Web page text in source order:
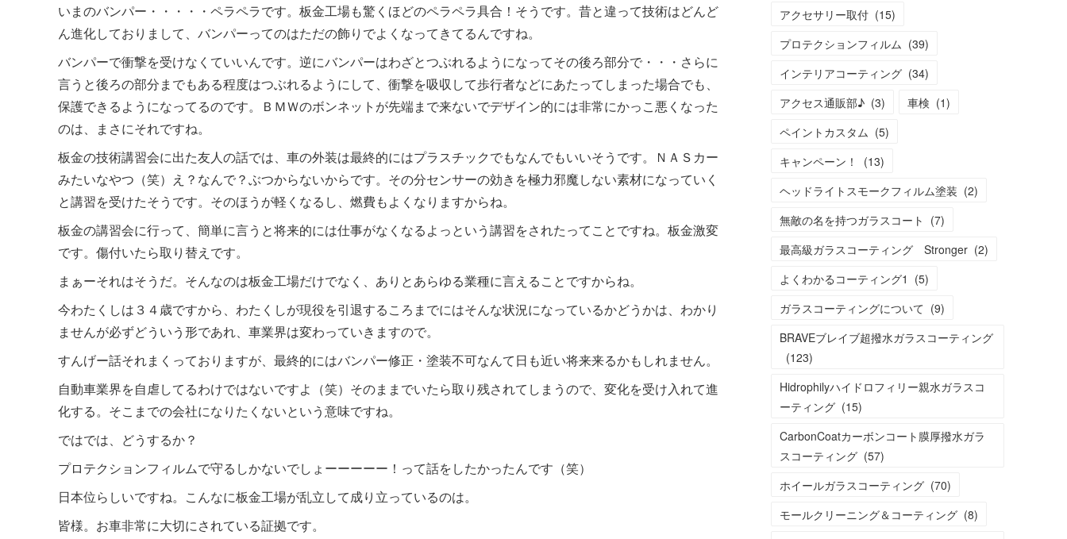
いまのバンパー・・・・・ペラペラです。板金工場も驚くほどのペラペラ具合！そうです。昔と違って技術はどんど
ん進化しておりまして、バンパーってのはただの飾りでよくなってきてるんですね。
バンパーで衝撃を受けなくていいんです。逆にバンパーはわざとつぶれるようになってその後ろ部分で・・・さらに
言うと後ろの部分までもある程度はつぶれるようにして、衝撃を吸収して歩行者などにあたってしまった場合でも、
保護できるようになってるのです。ＢＭＷのボンネットが先端まで来ないでデザイン的には非常にかっこ悪くなった
のは、まさにそれですね。
板金の技術講習会に出た友人の話では、車の外装は最終的にはプラスチックでもなんでもいいそうです。ＮＡＳカー
みたいなやつ（笑）え？なんで？ぶつからないからです。その分センサーの効きを極力邪魔しない素材になっていく
と講習を受けたそうです。そのほうが軽くなるし、燃費もよくなりますからね。
板金の講習会に行って、簡単に言うと将来的には仕事がなくなるよっという講習をされたってことですね。板金激変
です。傷付いたら取り替えです。
まぁーそれはそうだ。そんなのは板金工場だけでなく、ありとあらゆる業種に言えることですからね。
今わたくしは３４歳ですから、わたくしが現役を引退するころまでにはそんな状況になっているかどうかは、わかり
ませんが必ずどういう形であれ、車業界は変わっていきますので。
すんげー話それまくっておりますが、最終的にはバンパー修正・塗装不可なんて日も近い将来来るかもしれません。
自動車業界を自虐してるわけではないですよ（笑）そのままでいたら取り残されてしまうので、変化を受け入れて進
化する。そこまでの会社になりたくないという意味ですね。
ではでは、どうするか？
プロテクションフィルムで守るしかないでしょーーーーー！って話をしたかったんです（笑）
日本位らしいですね。こんなに板金工場が乱立して成り立っているのは。
皆様。お車非常に大切にされている証拠です。
アクセサリー取付 (15)
プロテクションフィルム (39)
インテリアコーティング (34)
アクセス通販部♪ (3) 車検 (1)
ペイントカスタム (5)
キャンペーン！
(13)
ヘッドライトスモークフィルム塗装 (2)
無敵の名を持つガラスコート (7)
最高級ガラスコーティング Stronger (2)
よくわかるコーティング1 (5)
ガラスコーティングについて (9)
BRAVEブレイブ超撥水ガラスコーティング
(123)
Hidrophilyハイドロフィリー親水ガラスコ
ーティング (15)
CarbonCoatカーボンコート膜厚撥水ガラ
スコーティング (57)
ホイールガラスコーティング (70)
モールクリーニング＆コーティング (8)